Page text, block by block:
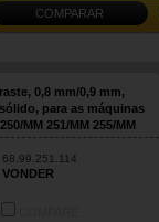
COMPARAR
0,8 mm/0,9 mm,
para as máquinas
MM 251/MM 255/MM
68.99.251.114
VONDER